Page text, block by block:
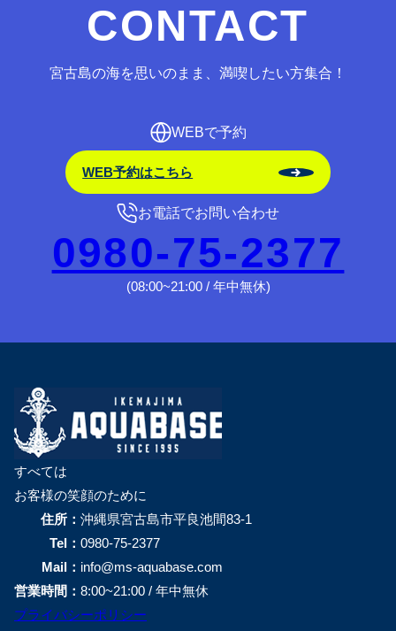
CONTACT
宮古島の海を思いのまま、満喫したい方集合！
WEBで予約
WEB予約はこちら
お電話でお問い合わせ
0980-75-2377
(08:00~21:00 / 年中無休)
すべては
お客様の笑顔のために
住所： 沖縄県宮古島市平良池間83-1
Tel： 0980-75-2377
Mail： info@ms-aquabase.com
営業時間： 8:00~21:00 / 年中無休
プライバシーポリシー